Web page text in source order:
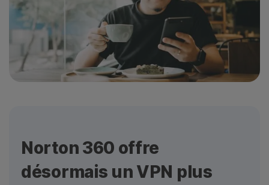
Norton 360 offre
désormais un VPN plus